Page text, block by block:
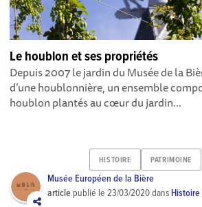
Le houblon et ses propriétés
Depuis 2007 le jardin du Musée de la
d’une houblonnière, un ensemble
houblon plantés au cœur du jardin...
HISTOIRE PATRIMOINE
Musée Européen de la Bière
article publié le23/03/2020dans